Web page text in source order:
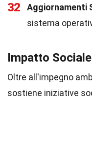
32 Aggiornamenti
sistema
Impatto Sociale
Oltre all'impegno
sostiene iniziative